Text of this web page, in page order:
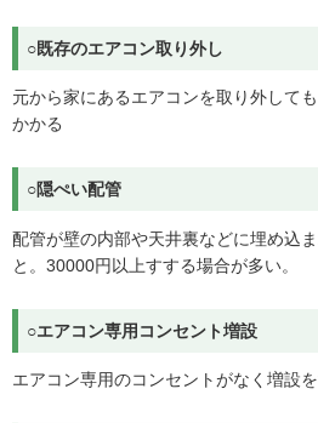
○既存のエアコン取り外し
元から家にあるエアコンを取り外して
かかる
○隠ぺい配管
配管が壁の内部や天井裏などに埋め込
と。30000円以上すする場合が多い。
○エアコン専用コンセント増設
エアコン専用のコンセントがなく増設を